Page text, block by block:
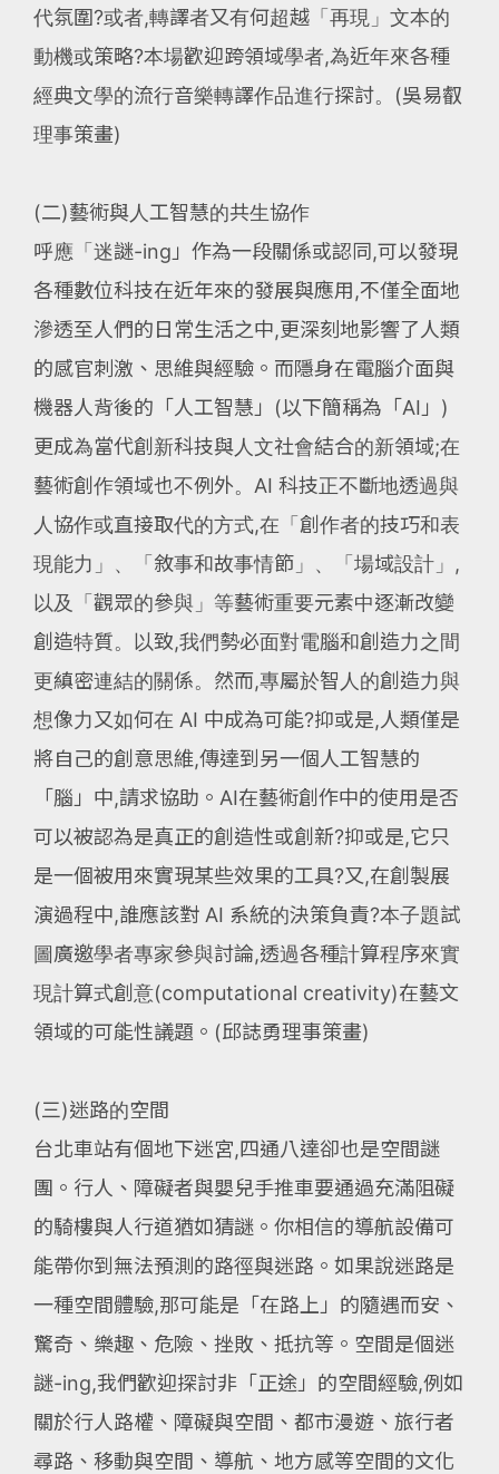
代氛圍?或者,轉譯者又有何超越「再現」文本的
動機或策略?本場歡迎跨領域學者,為近年來各種
經典文學的流行音樂轉譯作品進行探討。(吳易叡
理事策畫)
(二)藝術與人工智慧的共生協作
呼應「迷謎-ing」作為一段關係或認同,可以發現
各種數位科技在近年來的發展與應用,不僅全面地
滲透至人們的日常生活之中,更深刻地影響了人類
的感官刺激、思維與經驗。而隱身在電腦介面與
機器人背後的「人工智慧」(以下簡稱為「AI」)
更成為當代創新科技與人文社會結合的新領域;在
藝術創作領域也不例外。AI 科技正不斷地透過與
人協作或直接取代的方式,在「創作者的技巧和表
現能力」、「敘事和故事情節」、「場域設計」,
以及「觀眾的參與」等藝術重要元素中逐漸改變
創造特質。以致,我們勢必面對電腦和創造力之間
更縝密連結的關係。然而,專屬於智人的創造力與
想像力又如何在 AI 中成為可能?抑或是,人類僅是
將自己的創意思維,傳達到另一個人工智慧的
「腦」中,請求協助。AI在藝術創作中的使用是否
可以被認為是真正的創造性或創新?抑或是,它只
是一個被用來實現某些效果的工具?又,在創製展
演過程中,誰應該對 AI 系統的決策負責?本子題試
圖廣邀學者專家參與討論,透過各種計算程序來實
現計算式創意(computational creativity)在藝文
領域的可能性議題。(邱誌勇理事策畫)
(三)迷路的空間
台北車站有個地下迷宮,四通八達卻也是空間謎
團。行人、障礙者與嬰兒手推車要通過充滿阻礙
的騎樓與人行道猶如猜謎。你相信的導航設備可
能帶你到無法預測的路徑與迷路。如果說迷路是
一種空間體驗,那可能是「在路上」的隨遇而安、
驚奇、樂趣、危險、挫敗、抵抗等。空間是個迷
謎-ing,我們歡迎探討非「正途」的空間經驗,例如
關於行人路權、障礙與空間、都市漫遊、旅行者
尋路、移動與空間、導航、地方感等空間的文化